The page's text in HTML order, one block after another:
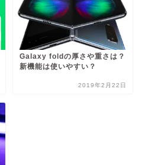
Galaxy foldの厚さや重さは？
新機能は使いやすい？
2019年2月22日